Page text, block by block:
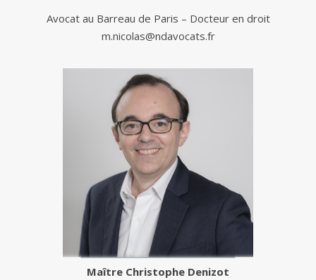
Avocat au Barreau de Paris – Docteur en droit
m.nicolas@ndavocats.fr
Maître Christophe Denizot